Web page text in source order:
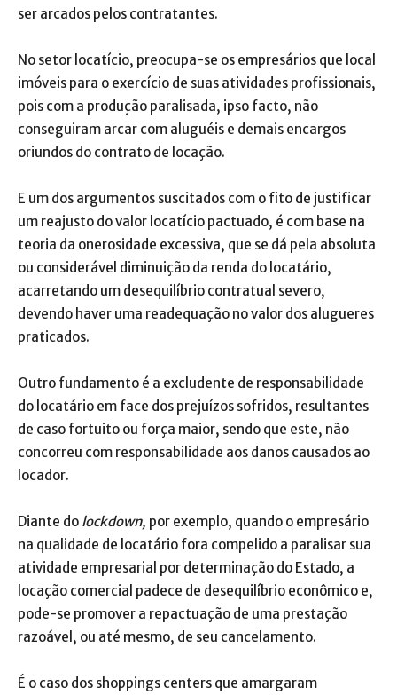
ser arcados pelos contratantes.
No setor locatício, preocupa-se os empresários que local
imóveis para o exercício de suas atividades profissionais,
pois com a produção paralisada, ipso facto, não
conseguiram arcar com aluguéis e demais encargos
oriundos do contrato de locação.
E um dos argumentos suscitados com o fito de justificar
um reajusto do valor locatício pactuado, é com base na
teoria da onerosidade excessiva, que se dá pela absoluta
ou considerável diminuição da renda do locatário,
acarretando um desequilíbrio contratual severo,
devendo haver uma readequação no valor dos alugueres
praticados.
Outro fundamento é a excludente de responsabilidade
do locatário em face dos prejuízos sofridos, resultantes
de caso fortuito ou força maior, sendo que este, não
concorreu com responsabilidade aos danos causados ao
locador.
Diante do lockdown, por exemplo, quando o empresário
na qualidade de locatário fora compelido a paralisar sua
atividade empresarial por determinação do Estado, a
locação comercial padece de desequilíbrio econômico e,
pode-se promover a repactuação de uma prestação
razoável, ou até mesmo, de seu cancelamento.
É o caso dos shoppings centers que amargaram